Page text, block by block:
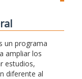
un programa
ampliar los
estudios,
diferente al